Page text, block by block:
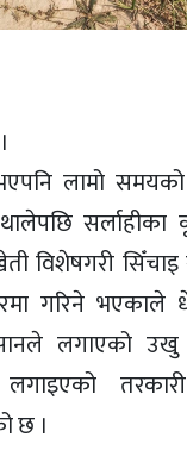
लामो
विशेषगरी सिँचाइ
गरिने भएकाले
लगाएको उखु
लगाइएको
छ ।